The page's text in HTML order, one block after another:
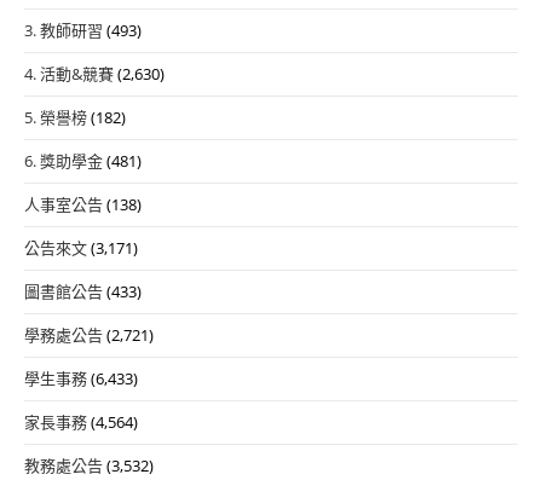
3. 教師研習 (493)
4. 活動&競賽(2,630)
5. 榮譽榜(182)
6. 獎助學金(481)
人事室公告(138)
公告來文(3,171)
圖書館公告(433)
學務處公告(2,721)
學生事務(6,433)
家長事務(4,564)
教務處公告(3,532)